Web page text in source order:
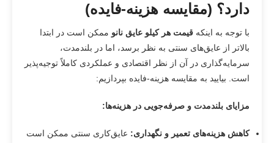
دارد؟ (مقایسه هزینه-فایده)
با توجه به اینکه قیمت هر کیلو عایق نانو ممکن است در ابتدا
بالاتر از عایق‌های سنتی به نظر برسد، اما در بلندمدت،
سرمایه‌گذاری در آن از نظر اقتصادی و عملکردی کاملاً توجیه‌پذیر
است. بیایید به مقایسه هزینه-فایده بپردازیم:
مزایای بلندمدت و صرفه‌جویی در هزینه‌ها:
کاهش هزینه‌های تعمیر و نگهداری: عایق‌کاری سنتی ممکن است